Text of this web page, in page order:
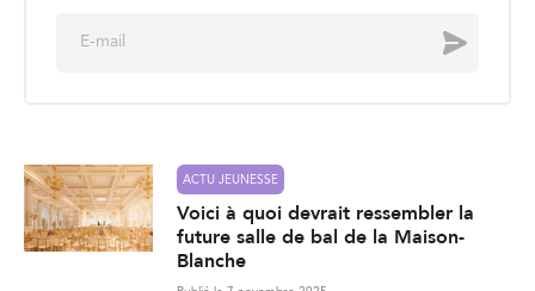
Envoyer
ACTU JEUNESSE
Voici à quoi devrait ressembler la
future salle de bal de la Maison-
Blanche